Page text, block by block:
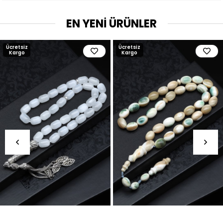
EN YENİ ÜRÜNLER
Ücretsiz
Kargo
Ücretsiz
Kargo